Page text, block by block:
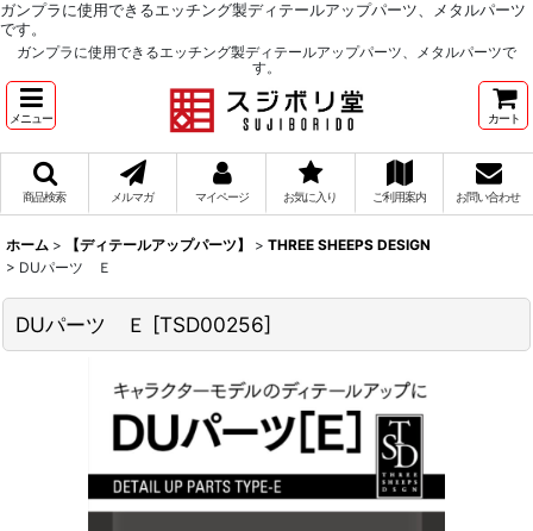
ガンプラに使用できるエッチング製ディテールアップパーツ、メタルパーツ
です。
ガンプラに使用できるエッチング製ディテールアップパーツ、メタルパーツで
す。
メニュー カート
商品検索 メルマガ マイページ お気に入り ご利用案内 お問い合わせ
ホーム > 【ディテールアップパーツ】 > THREE SHEEPS DESIGN
> DUパーツ Ｅ
DUパーツ Ｅ [TSD00256]